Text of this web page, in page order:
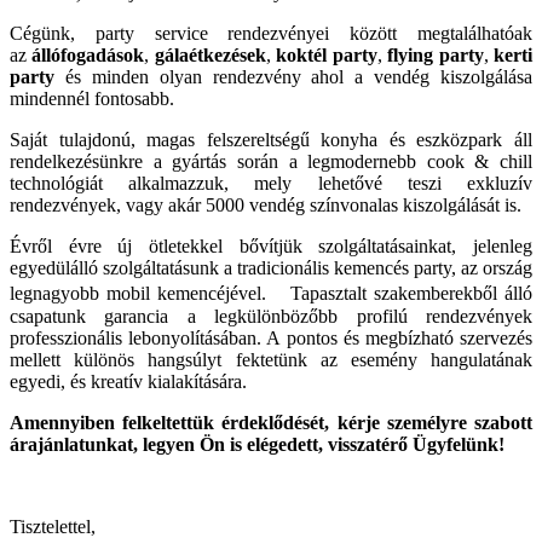
Cégünk, party service rendezvényei között megtalálhatóak
azállófogadások, gálaétkezések,koktél party,flying party, kerti
party és minden olyan rendezvény ahol a vendég kiszolgálása
mindennél fontosabb.
Saját tulajdonú, magas felszereltségű konyha és eszközpark áll
rendelkezésünkre a gyártás során a legmodernebb cook & chill
technológiát alkalmazzuk, mely lehetővé teszi exkluzív
rendezvények, vagy akár 5000 vendég színvonalas kiszolgálását is.
Évről évre új ötletekkel bővítjük szolgáltatásainkat, jelenleg
egyedülálló szolgáltatásunk a tradicionális kemencés party, az ország
legnagyobb mobil kemencéjével. Tapasztalt szakemberekből álló
csapatunk garancia a legkülönbözőbb profilú rendezvények
professzionális lebonyolításában. A pontos és megbízható szervezés
mellett különös hangsúlyt fektetünk az esemény hangulatának
egyedi, és kreatív kialakítására.
Amennyiben felkeltettük érdeklődését, kérje személyre szabott
árajánlatunkat, legyen Ön is elégedett, visszatérő Ügyfelünk!
Tisztelettel,